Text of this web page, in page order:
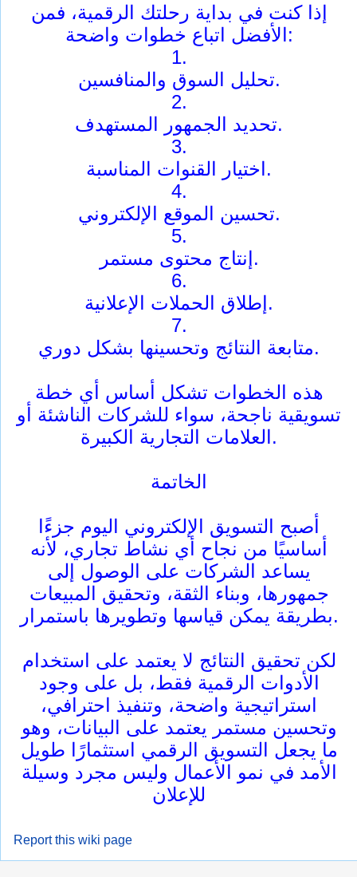
إذا كنت في بداية رحلتك الرقمية، فمن
الأفضل اتباع خطوات واضحة:
1.
تحليل السوق والمنافسين.
2.
تحديد الجمهور المستهدف.
3.
اختيار القنوات المناسبة.
4.
تحسين الموقع الإلكتروني.
5.
إنتاج محتوى مستمر.
6.
إطلاق الحملات الإعلانية.
7.
متابعة النتائج وتحسينها بشكل دوري.
هذه الخطوات تشكل أساس أي خطة
تسويقية ناجحة، سواء للشركات الناشئة أو
العلامات التجارية الكبيرة.
الخاتمة
أصبح التسويق الإلكتروني اليوم جزءًا
أساسيًا من نجاح أي نشاط تجاري، لأنه
يساعد الشركات على الوصول إلى
جمهورها، وبناء الثقة، وتحقيق المبيعات
بطريقة يمكن قياسها وتطويرها باستمرار.
لكن تحقيق النتائج لا يعتمد على استخدام
الأدوات الرقمية فقط، بل على وجود
استراتيجية واضحة، وتنفيذ احترافي،
وتحسين مستمر يعتمد على البيانات، وهو
ما يجعل التسويق الرقمي استثمارًا طويل
الأمد في نمو الأعمال وليس مجرد وسيلة
للإعلان
Report this wiki page